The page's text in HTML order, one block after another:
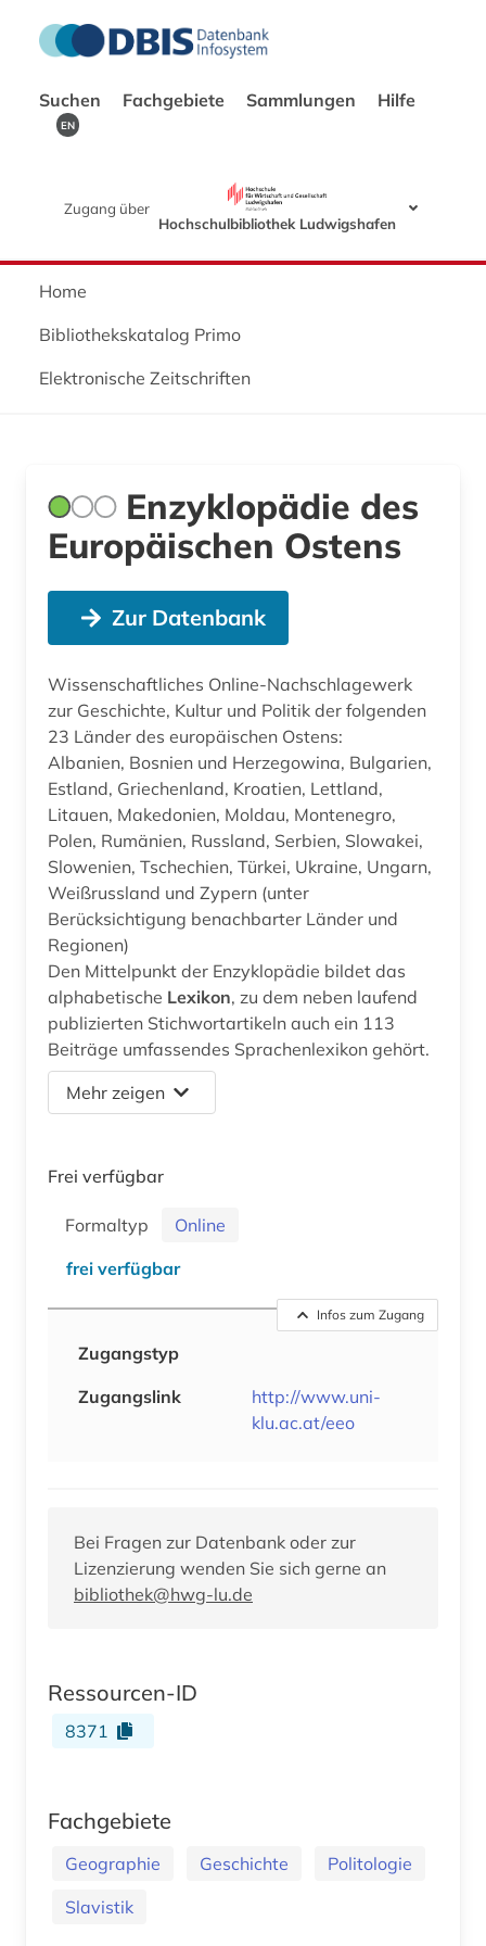
Suchen Fachgebiete Sammlungen Hilfe
EN
Zugang über
Hochschulbibliothek Ludwigshafen
Home
Bibliothekskatalog Primo
Elektronische Zeitschriften
Enzyklopädie des
Europäischen Ostens
Zur Datenbank
Wissenschaftliches Online-Nachschlagewerk
zur Geschichte, Kultur und Politik der folgenden
23 Länder des europäischen Ostens:
Albanien, Bosnien und Herzegowina, Bulgarien,
Estland, Griechenland, Kroatien, Lettland,
Litauen, Makedonien, Moldau, Montenegro,
Polen, Rumänien, Russland, Serbien, Slowakei,
Slowenien, Tschechien, Türkei, Ukraine, Ungarn,
Weißrussland und Zypern (unter
Berücksichtigung benachbarter Länder und
Regionen)
Den Mittelpunkt der Enzyklopädie bildet das
alphabetische Lexikon, zu dem neben laufend
publizierten Stichwortartikeln auch ein 113
Beiträge umfassendes Sprachenlexikon gehört.
Mehr zeigen
Frei verfügbar
Formaltyp
Online
frei verfügbar
Infos zum Zugang
Zugangstyp
Zugangslink
http://www.uni-
klu.ac.at/eeo
Bei Fragen zur Datenbank oder zur
Lizenzierung wenden Sie sich gerne an
bibliothek@hwg-lu.de
Ressourcen-ID
8371
Fachgebiete
Geographie Geschichte
Politologie
Slavistik